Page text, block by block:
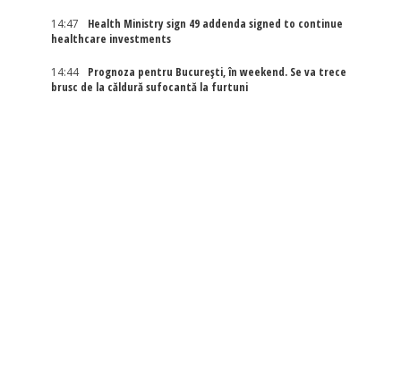
14:47
Health Ministry sign 49 addenda signed to continue
healthcare investments
14:44
Prognoza pentru București, în weekend. Se va trece
brusc de la căldură sufocantă la furtuni